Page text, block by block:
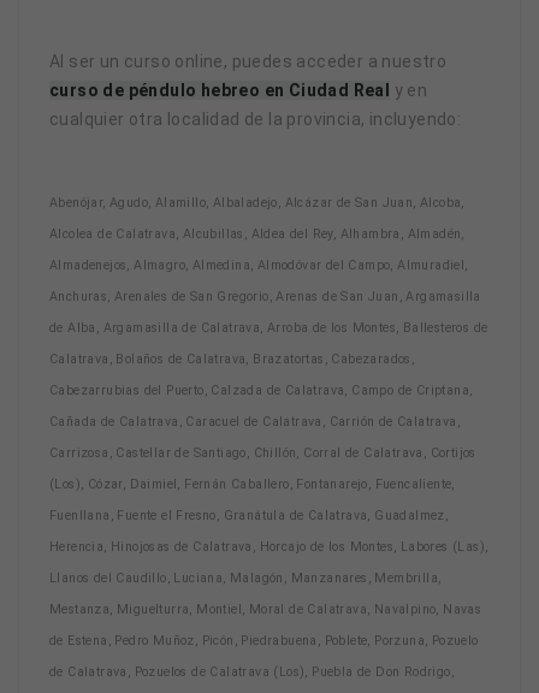
Al ser un curso online, puedes acceder a nuestro
curso de péndulo hebreo en Ciudad Real
y en
cualquier otra localidad de la provincia, incluyendo:
Abenójar, Agudo, Alamillo, Albaladejo, Alcázar de San Juan, Alcoba,
Alcolea de Calatrava, Alcubillas, Aldea del Rey, Alhambra, Almadén,
Almadenejos, Almagro, Almedina, Almodóvar del Campo, Almuradiel,
Anchuras, Arenales de San Gregorio, Arenas de San Juan, Argamasilla
de Alba, Argamasilla de Calatrava, Arroba de los Montes, Ballesteros de
Calatrava, Bolaños de Calatrava, Brazatortas, Cabezarados,
Cabezarrubias del Puerto, Calzada de Calatrava, Campo de Criptana,
Cañada de Calatrava, Caracuel de Calatrava, Carrión de Calatrava,
Carrizosa, Castellar de Santiago, Chillón, Corral de Calatrava, Cortijos
(Los), Cózar, Daimiel, Fernán Caballero, Fontanarejo, Fuencaliente,
Fuenllana, Fuente el Fresno, Granátula de Calatrava, Guadalmez,
Herencia, Hinojosas de Calatrava, Horcajo de los Montes, Labores (Las),
Llanos del Caudillo, Luciana, Malagón, Manzanares, Membrilla,
Mestanza, Miguelturra, Montiel, Moral de Calatrava, Navalpino, Navas
de Estena, Pedro Muñoz, Picón, Piedrabuena, Poblete, Porzuna, Pozuelo
de Calatrava, Pozuelos de Calatrava (Los), Puebla de Don Rodrigo,